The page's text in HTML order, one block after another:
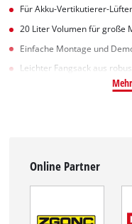
Für Akku-Vertikutierer-
20 Liter Volumen für große
Einfache Montage und
Leichter Fangsack aus
Online Partner